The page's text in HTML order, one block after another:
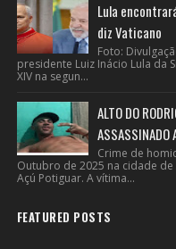
Lula
diz Vaticano
Foto:
presidente Luiz Inácio Lula da
XIV na segun...
ALTO DO
ASSASSINADO
Crime de
Outubro de 2025 na cidade
Açú Potiguar. A vítima...
FEATURED POSTS